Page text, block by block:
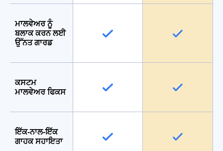
ਮਾਲਵੇਅਰ ਨੂੰ
ਬਲਾਕ ਕਰਨ ਲਈ
ਉੱਨਤ ਗਾਰਡ
ਕਸਟਮ
ਮਾਲਵੇਅਰ ਫਿਕਸ
ਇੱਕ-ਨਾਲ-ਇੱਕ
ਗਾਹਕ ਸਹਾਇਤਾ